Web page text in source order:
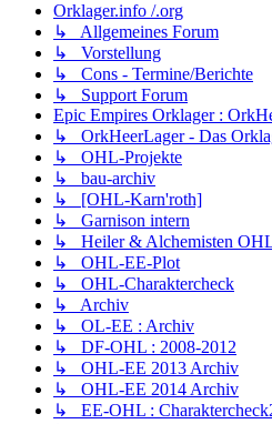
Orklager.info /.org
↳ Allgemeines Forum
↳ Vorstellung
↳ Cons - Termine/Berichte
↳ Support Forum
Epic Empires Orklager :
↳ OrkHeerLager - Das
↳ OHL-Projekte
↳ bau-archiv
↳ [OHL-Karn'roth]
↳ Garnison intern
↳ Heiler & Alchemisten
↳ OHL-EE-Plot
↳ OHL-Charaktercheck
↳ Archiv
↳ OL-EE : Archiv
↳ DF-OHL : 2008-2012
↳ OHL-EE 2013 Archiv
↳ OHL-EE 2014 Archiv
↳ EE-OHL :